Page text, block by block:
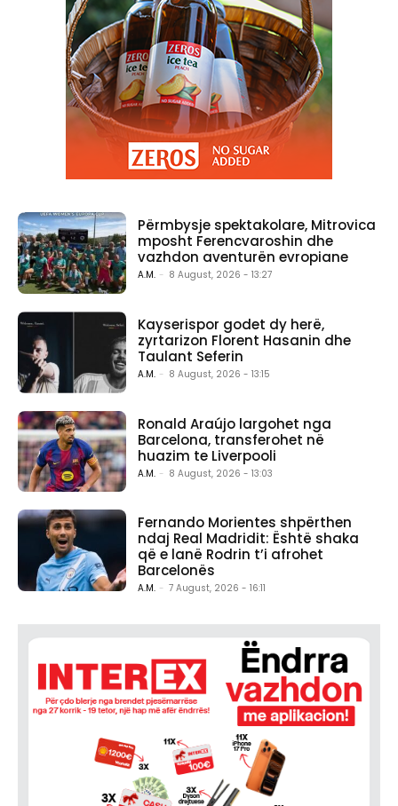
Përmbysje spektakolare, Mitrovica
mposht Ferencvaroshin dhe
vazhdon aventurën evropiane
A.M. - 8 August, 2026 - 13:27
Kayserispor godet dy herë,
zyrtarizon Florent Hasanin dhe
Taulant Seferin
A.M. - 8 August, 2026 - 13:15
Ronald Araújo largohet nga
Barcelona, transferohet në
huazim te Liverpooli
A.M. - 8 August, 2026 - 13:03
Fernando Morientes shpërthen
ndaj Real Madridit: Është shaka
që e lanë Rodrin t’i afrohet
Barcelonës
A.M. - 7 August, 2026 - 16:11